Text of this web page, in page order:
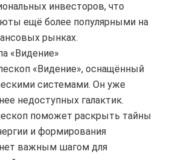
инвесторов, что
ещё более популярными на
рынках.
«Видение»
«Видение», оснащённый
системами. Он уже
недоступных галактик.
поможет раскрыть тайны
и формирования
важным шагом для